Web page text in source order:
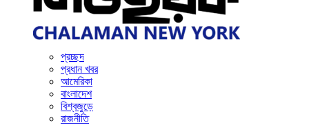
প্রচ্ছদ
প্রধান খবর
আমেরিকা
বাংলাদেশ
বিশ্বজুড়ে
রাজনীতি